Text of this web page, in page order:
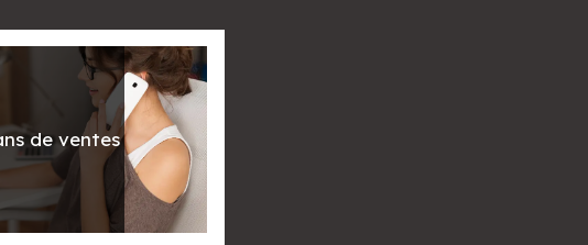
de ventes